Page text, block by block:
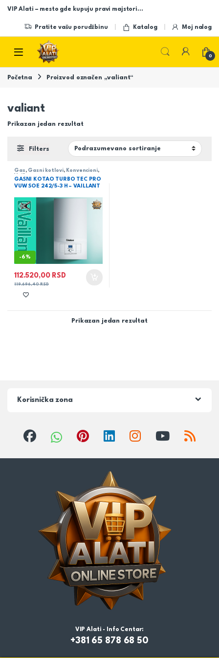
Skip to navigation
Skip to content
VIP Alati – mesto gde kupuju pravi majstori…
Pratite vašu porudžbinu Katalog Moj nalog
Open
0
Početna Proizvod označen „valiant“
valiant
Prikazan jedan rezultat
Filters
Gas , Gasni kotlovi, Konvencioni,
Vaillant
GASNI KOTAO TURBO TEC PRO
VUW SOE 242/5-3 H – VAILLANT
-6%
112.520,00 RSD
119.696,40RSD
Prikazan jedan rezultat
Korisnička zona
VIP Alati - Info Centar:
+381 65 878 68 50